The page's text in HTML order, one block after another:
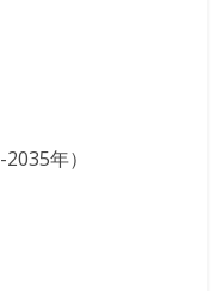
年）